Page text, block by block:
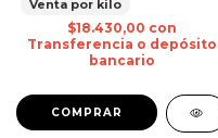
Venta por kilo
$18.430,00 con
Transferencia o depósito
bancario
COMPRAR